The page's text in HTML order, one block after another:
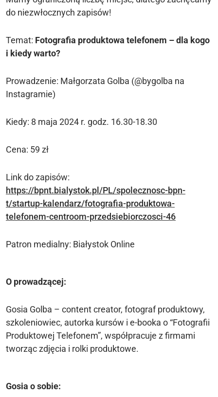
do niezwłocznych zapisów!
Temat: Fotografia produktowa telefonem – dla kogo
i kiedy warto?
Prowadzenie: Małgorzata Golba (@bygolba na
Instagramie)
Kiedy: 8 maja 2024 r. godz. 16.30-18.30
Cena: 59 zł
Link do zapisów:
https://bpnt.bialystok.pl/PL/spolecznosc-bpn-
t/startup-kalendarz/fotografia-produktowa-
telefonem-centroom-przedsiebiorczosci-46
Patron medialny: Białystok Online
O prowadzącej:
Gosia Golba – content creator, fotograf produktowy,
szkoleniowiec, autorka kursów i e-booka o “Fotografii
Produktowej Telefonem”, współpracuje z firmami
tworząc zdjęcia i rolki produktowe.
Gosia o sobie: